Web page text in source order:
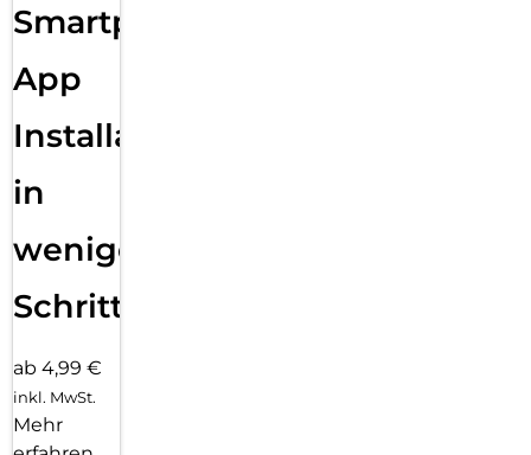
Smartphone
App
Installation
in
wenigen
Schritten
ab 4,99 €
inkl. MwSt.
Mehr